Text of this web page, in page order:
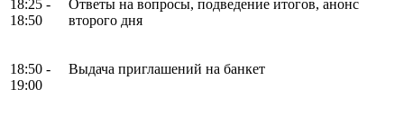
18:25 -
18:50
Ответы на вопросы, подведение итогов, анонс
второго дня
18:50 -
19:00
Выдача приглашений на банкет